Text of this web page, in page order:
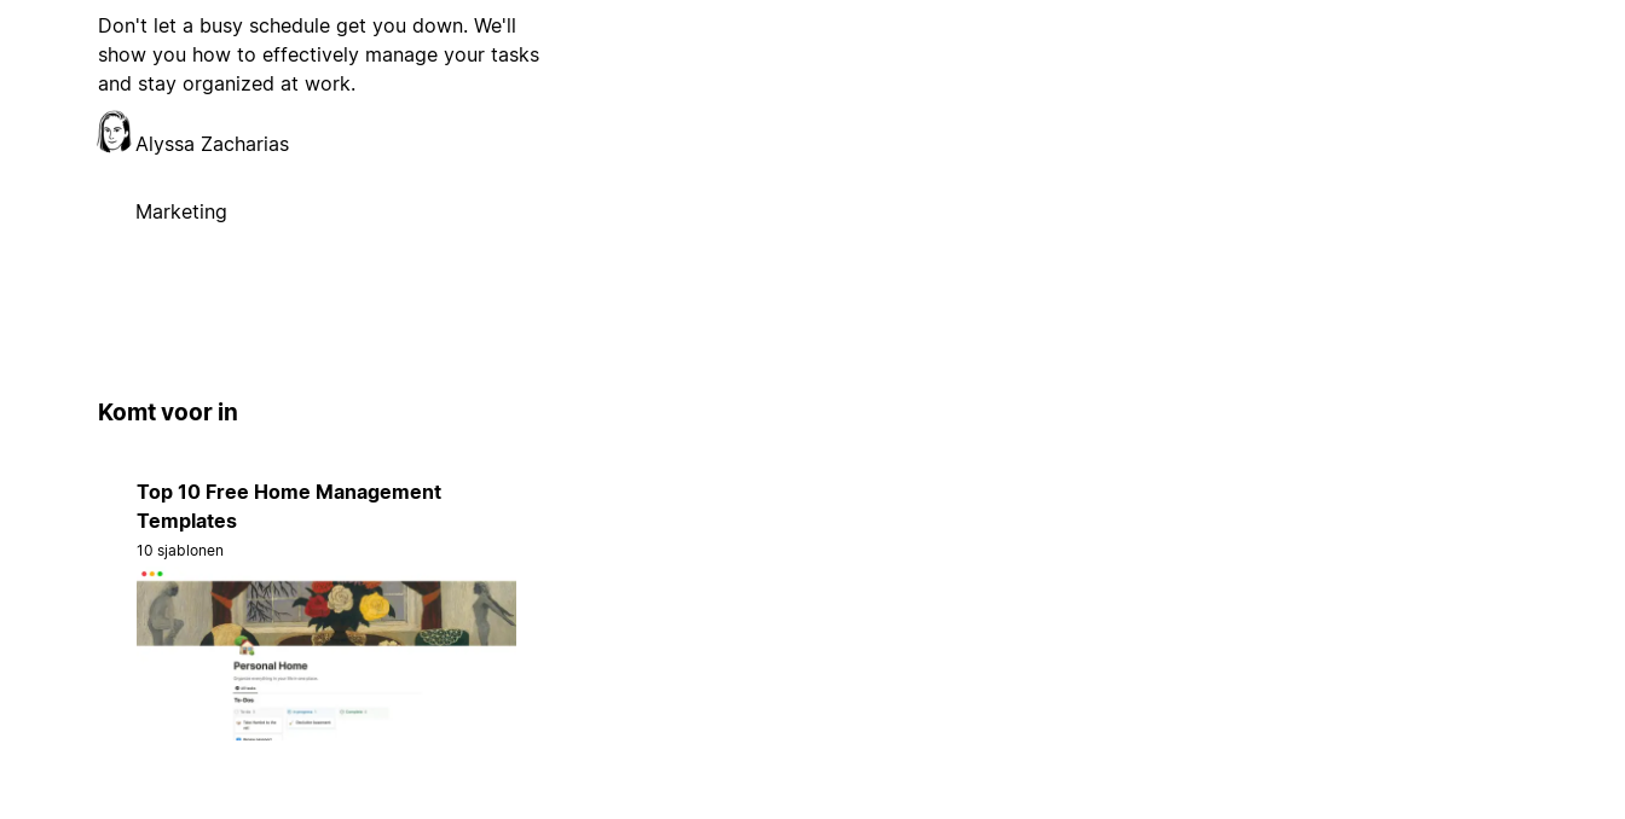
Don't let a busy schedule get you down. We'll
show you how to effectively manage your tasks
and stay organized at work.
Alyssa Zacharias
Marketing
Komt voor in
Top 10 Free Home Management
Templates
10 sjablonen